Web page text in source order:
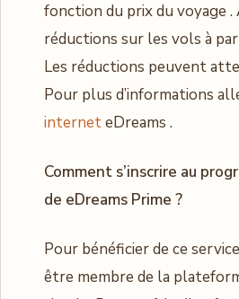
fonction du prix du voyage .
réductions sur les vols à
Les réductions peuvent
Pour plus d’informations
interneteDreams .
Comment s’inscrire au
de eDreams Prime ?
Pour bénéficier de ce
être membre de la